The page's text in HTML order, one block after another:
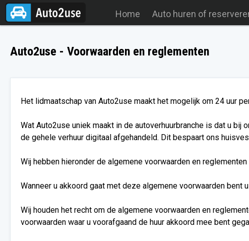
Home Auto huren of
Auto2use - Voorwaarden en reglementen
Het lidmaatschap van Auto2use maakt het mogelijk om 24 uur
Wat Auto2use uniek maakt in de autoverhuurbranche is dat u
de gehele verhuur digitaal afgehandeld. Dit bespaart ons
Wij hebben hieronder de algemene voorwaarden en
Wanneer u akkoord gaat met deze algemene voorwaarden bent
Wij houden het recht om de algemene voorwaarden en
voorwaarden waar u voorafgaand de huur akkoord mee bent